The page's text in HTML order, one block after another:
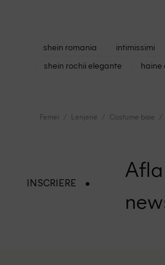
shein romania intimissimi
shein rochii elegante
haine
Femei Lenjerie Costume baie
INSCRIERE